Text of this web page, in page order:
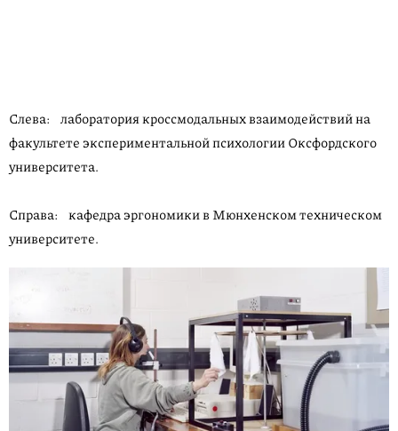
Слева: лаборатория кросс­модальных взаимодействий на
факультете экспери­мен­тальной психологии Окс­фордского
университета.
Справа: кафедра эргономики в Мюнхенском техническом
университете.